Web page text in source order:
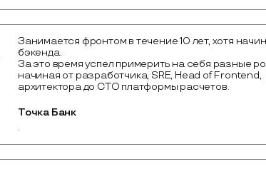
Занимается фронтом в течение 10 лет, хотя
бэкенда.
За это время успел примерить на себя разные
начиная от разработчика, SRE, Head of Frontend,
архитектора до СТО платформы расчетов.
Точка Банк
.